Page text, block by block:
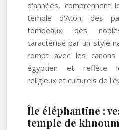
d'années, comprennent
temple d'Aton, des
tombeaux des
caractérisé par un style
rompt avec les
égyptien et reflète
religieux et culturels de
Île éléphantine :
temple de khnoum